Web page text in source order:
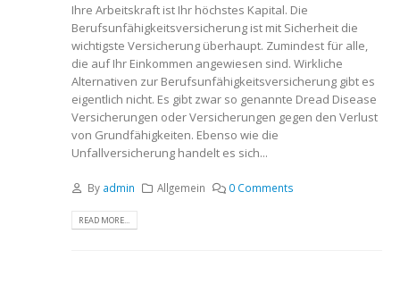
Ihre Arbeitskraft ist Ihr höchstes Kapital. Die
Berufsunfähigkeitsversicherung ist mit Sicherheit die
wichtigste Versicherung überhaupt. Zumindest für alle,
die auf Ihr Einkommen angewiesen sind. Wirkliche
Alternativen zur Berufsunfähigkeitsversicherung gibt es
eigentlich nicht. Es gibt zwar so genannte Dread Disease
Versicherungen oder Versicherungen gegen den Verlust
von Grundfähigkeiten. Ebenso wie die
Unfallversicherung handelt es sich...
By admin Allgemein 0 Comments
READ MORE...